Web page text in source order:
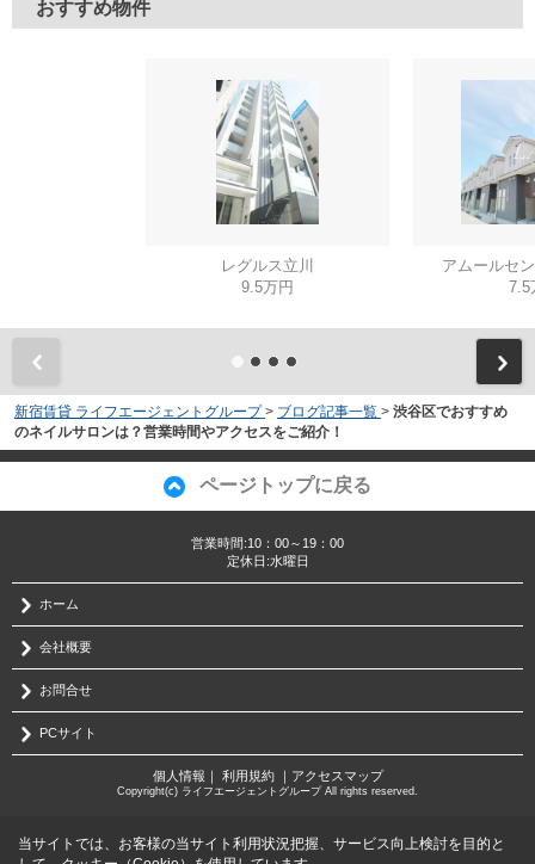
おすすめ物件
レグルス立川
9.5万円
アムールセ
7.5
新宿賃貸 ライフエージェントグループ > ブログ記事一覧 > 渋谷区でおすすめ
のネイルサロンは？営業時間やアクセスをご紹介！
ページトップに戻る
営業時間:10：00～19：00
定休日:水曜日
ホーム
会社概要
お問合せ
PCサイト
個人情報 ｜ 利用規約｜ アクセスマップ
Copyright(c) ライフエージェントグループ All rights reserved.
当サイトでは、お客様の当サイト利用状況把握、サービス向上検討を目的と